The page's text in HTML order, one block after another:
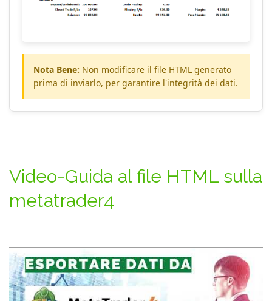
Nota Bene: Non modificare il file HTML generato
prima di inviarlo, per garantire l'integrità dei dati.
Video-Guida al file HTML sulla
metatrader4